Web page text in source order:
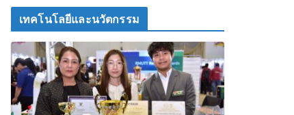
เทคโนโลยีและนวัตกรรม